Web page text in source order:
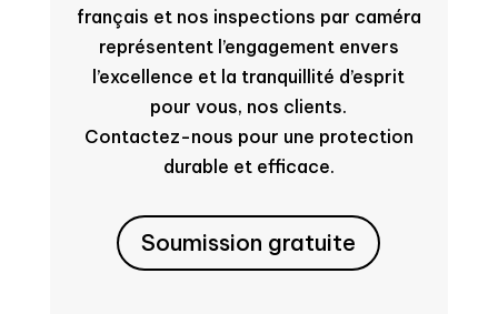
français et nos inspections par caméra
représentent l’engagement envers
l’excellence et la tranquillité d’esprit
pour vous, nos clients.
Contactez-nous pour une protection
durable et efficace.
Soumission gratuite